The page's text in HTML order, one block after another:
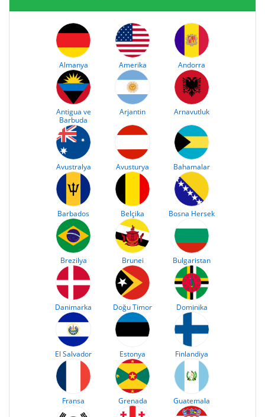
Almanya Amerika Andorra
Antigua ve
Barbuda
Arjantin Arnavutluk
Avustralya Avusturya Bahamalar
Barbados Belçika Bosna Hersek
Brezilya Brunei Bulgaristan
Danimarka Doğu Timor Dominika
El Salvador Estonya Finlandiya
Fransa Grenada Guatemala